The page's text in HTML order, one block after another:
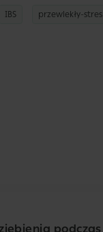
IBS przewlekły-stres
podczas